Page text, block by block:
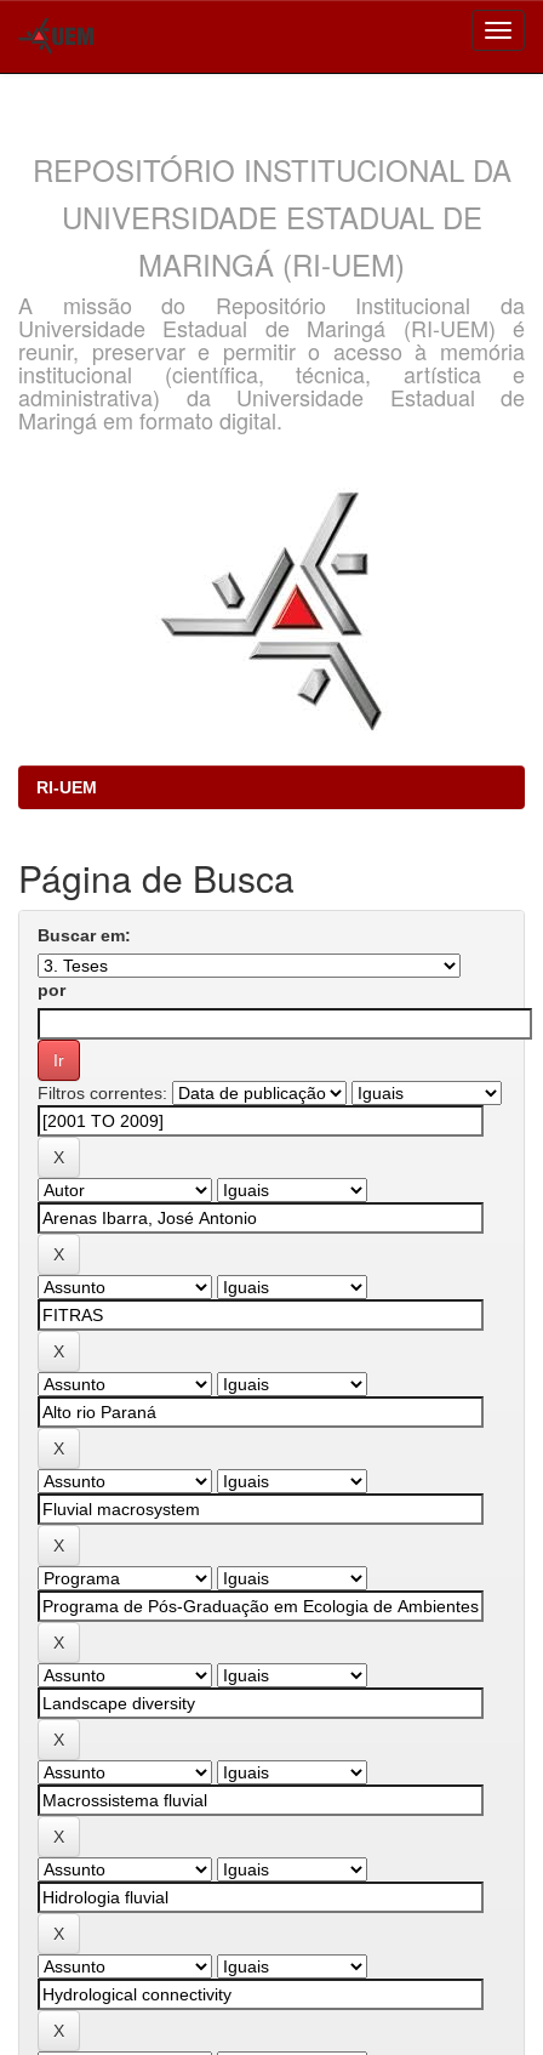
REPOSITÓRIO INSTITUCIONAL DA
UNIVERSIDADE ESTADUAL DE
MARINGÁ (RI-UEM)
A missão do Repositório Institucional da
Universidade Estadual de Maringá (RI-UEM) é
reunir, preservar e permitir o acesso à memória
institucional (científica, técnica, artística e
administrativa) da Universidade Estadual de
Maringá em formato digital.
RI-UEM
Página de Busca
Buscar em:
por
Filtros correntes: